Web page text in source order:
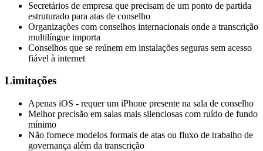
Secretários de empresa que precisam de um ponto de partida
estruturado para atas de conselho
Organizações com conselhos internacionais onde a transcrição
multilíngue importa
Conselhos que se reúnem em instalações seguras sem acesso
fiável à internet
Limitações
Apenas iOS - requer um iPhone presente na sala de conselho
Melhor precisão em salas mais silenciosas com ruído de fundo
mínimo
Não fornece modelos formais de atas ou fluxo de trabalho de
governança além da transcrição